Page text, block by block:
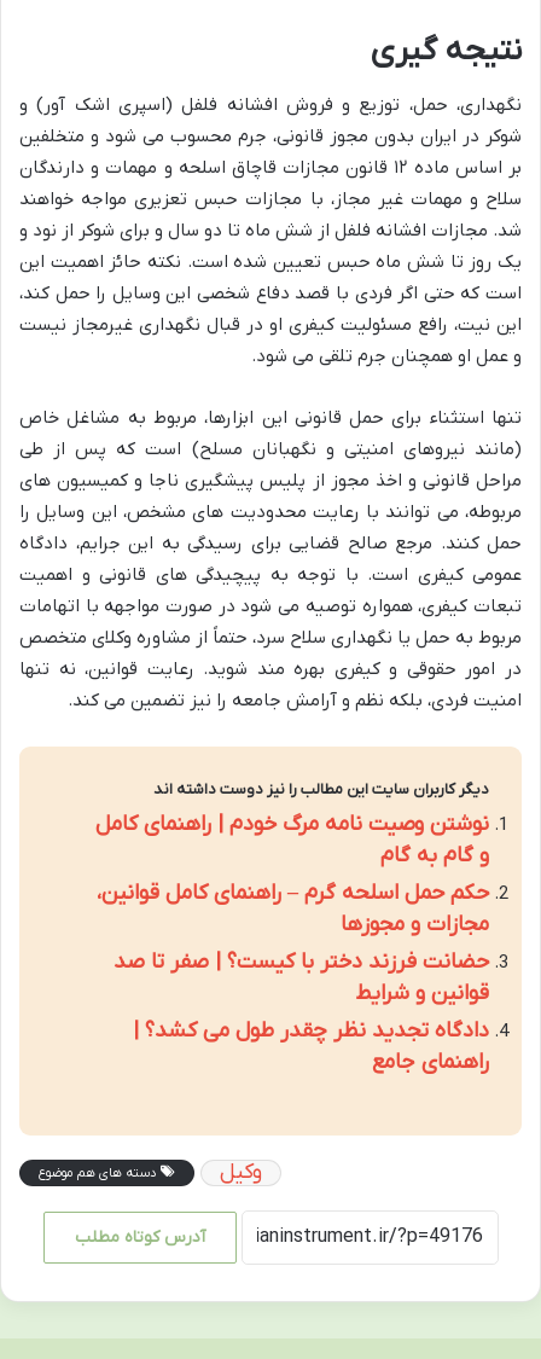
نتیجه گیری
نگهداری، حمل، توزیع و فروش افشانه فلفل (اسپری اشک آور) و
شوکر در ایران بدون مجوز قانونی، جرم محسوب می شود و متخلفین
بر اساس ماده ۱۲ قانون مجازات قاچاق اسلحه و مهمات و دارندگان
سلاح و مهمات غیر مجاز، با مجازات حبس تعزیری مواجه خواهند
شد. مجازات افشانه فلفل از شش ماه تا دو سال و برای شوکر از نود و
یک روز تا شش ماه حبس تعیین شده است. نکته حائز اهمیت این
است که حتی اگر فردی با قصد دفاع شخصی این وسایل را حمل کند،
این نیت، رافع مسئولیت کیفری او در قبال نگهداری غیرمجاز نیست
و عمل او همچنان جرم تلقی می شود.
تنها استثناء برای حمل قانونی این ابزارها، مربوط به مشاغل خاص
(مانند نیروهای امنیتی و نگهبانان مسلح) است که پس از طی
مراحل قانونی و اخذ مجوز از پلیس پیشگیری ناجا و کمیسیون های
مربوطه، می توانند با رعایت محدودیت های مشخص، این وسایل را
حمل کنند. مرجع صالح قضایی برای رسیدگی به این جرایم، دادگاه
عمومی کیفری است. با توجه به پیچیدگی های قانونی و اهمیت
تبعات کیفری، همواره توصیه می شود در صورت مواجهه با اتهامات
مربوط به حمل یا نگهداری سلاح سرد، حتماً از مشاوره وکلای متخصص
در امور حقوقی و کیفری بهره مند شوید. رعایت قوانین، نه تنها
امنیت فردی، بلکه نظم و آرامش جامعه را نیز تضمین می کند.
دیگر کاربران سایت این مطالب را نیز دوست داشته اند
نوشتن وصیت نامه مرگ خودم | راهنمای کامل
و گام به گام
حکم حمل اسلحه گرم – راهنمای کامل قوانین،
مجازات و مجوزها
حضانت فرزند دختر با کیست؟ | صفر تا صد
قوانین و شرایط
دادگاه تجدید نظر چقدر طول می کشد؟ |
راهنمای جامع
دسته های هم موضوع وکیل
آدرس کوتاه مطلب